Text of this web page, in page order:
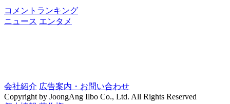
コメントランキング
ニュース エンタメ
会社紹介 広告案内・お問い合わせ
Copyright by JoongAng Ilbo Co., Ltd. All Rights Reserved